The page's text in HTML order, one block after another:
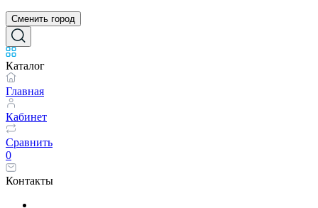
Сменить город
Каталог
Главная
Кабинет
Сравнить
0
Контакты